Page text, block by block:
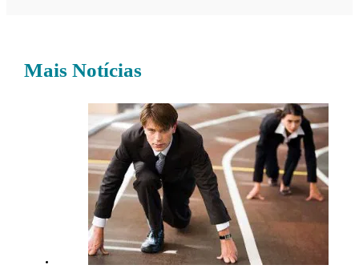
Mais Notícias